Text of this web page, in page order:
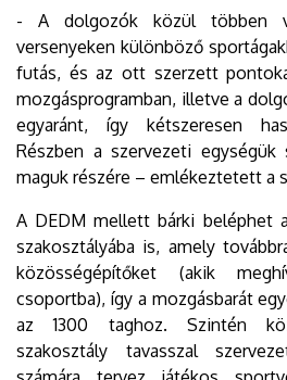
- A dolgozók közül többen
versenyeken különböző
futás, és az ott szerzett
mozgásprogramban, illetve a
egyaránt, így kétszeresen
Részben a szervezeti egységük
maguk részére – emlékeztetett a
A DEDM mellett bárki beléphet
szakosztályába is, amely
közösségépítőket (akik
csoportba), így a mozgásbarát
az 1300 taghoz. Szintén
szakosztály tavasszal